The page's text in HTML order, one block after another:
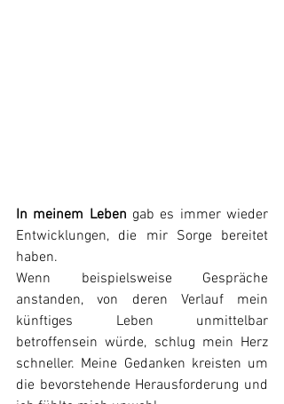
In meinem Leben gab es immer wieder
Entwicklungen, die mir Sorge bereitet
haben.
Wenn beispielsweise Gespräche
anstanden, von deren Verlauf mein
künftiges Leben unmittelbar
betroffensein würde, schlug mein Herz
schneller. Meine Gedanken kreisten um
die bevorstehende Herausforderung und